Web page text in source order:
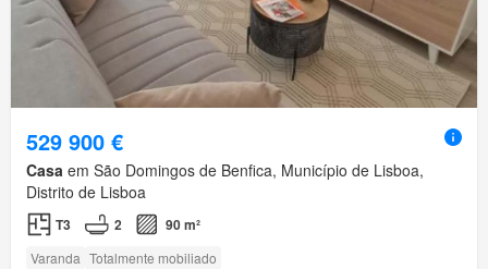
529 900 €
Casa em São Domingos de Benfica, Município de Lisboa,
Distrito de Lisboa
T3 2 90 m²
Varanda Totalmente mobiliado